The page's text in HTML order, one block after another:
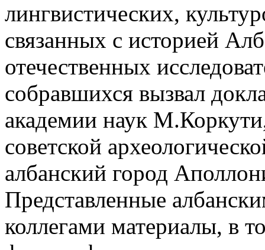
лингвистических,
связанных с историей
отечественных
собравшихся вызвал
академии наук
советской
албанский город
Представленные
коллегами материалы, в